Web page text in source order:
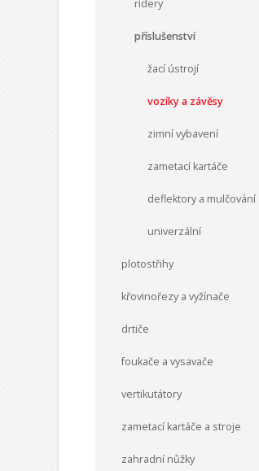
ridery
příslušenství
žací ústrojí
vozíky a závěsy
zimní vybavení
zametací kartáče
deflektory a mulčování
univerzální
plotostřihy
křovinořezy a vyžínače
drtiče
foukače a vysavače
vertikutátory
zametací kartáče a stroje
zahradní nůžky